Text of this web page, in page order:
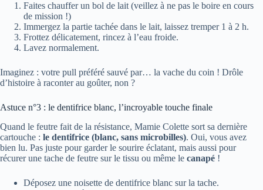
Faites chauffer un bol de lait (veillez à ne pas le boire en cours
de mission !)
Immergez la partie tachée dans le lait, laissez tremper 1 à 2 h.
Frottez délicatement, rincez à l’eau froide.
Lavez normalement.
Imaginez : votre pull préféré sauvé par… la vache du coin ! Drôle
d’histoire à raconter au goûter, non ?
Astuce n°3 : le dentifrice blanc, l’incroyable touche finale
Quand le feutre fait de la résistance, Mamie Colette sort sa dernière
cartouche : le dentifrice (blanc, sans microbilles). Oui, vous avez
bien lu. Pas juste pour garder le sourire éclatant, mais aussi pour
récurer une tache de feutre sur le tissu ou même le canapé !
Déposez une noisette de dentifrice blanc sur la tache.